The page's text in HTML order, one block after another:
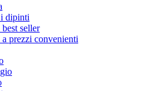
dipinti
seller
prezzi convenienti